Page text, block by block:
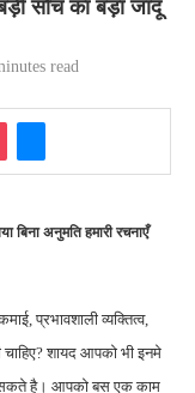
सोच का बड़ा जादू
read
अनुमति हमारी रचनाएँ
प्रभावशाली व्यक्तित्व,
शायद आपको भी इनमे
सकते है। आपको बस एक काम